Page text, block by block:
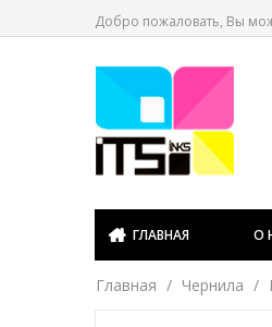
Добро пожаловать, Вы
ГЛАВНАЯ О
Главная Чернила